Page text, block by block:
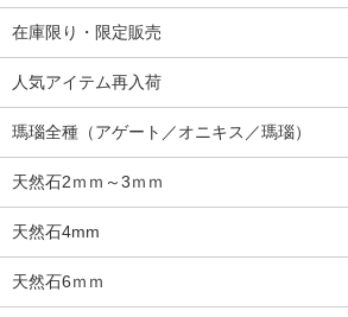
在庫限り・限定販売
人気アイテム再入荷
瑪瑙全種（アゲート／オニキス／瑪瑙）
天然石2ｍｍ～3ｍｍ
天然石4mm
天然石6ｍｍ